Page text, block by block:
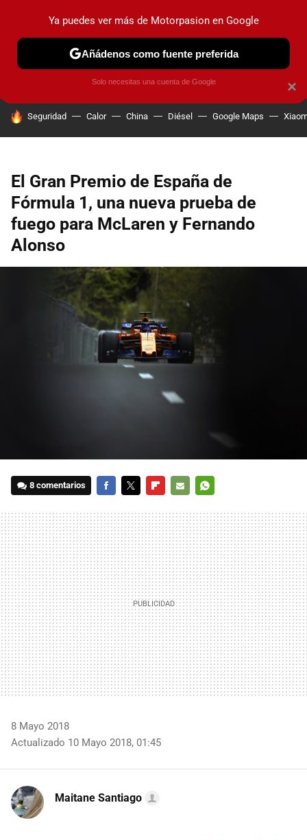
PRUEBAS COCHES ELÉCTRICOS OBSERVATORIO
HOY SE HABLA DE
Seguridad Calor China Diésel Google Maps
El Gran Premio de España de
Fórmula 1, una nueva prueba de
fuego para McLaren y Fernando
Alonso
8 comentarios
MAIL
8 Mayo 2018
Actualizado 10 Mayo 2018, 01:45
Maitane Santiago
×
Ya puedes ver más de Motorpasion en Google
Añádenos como fuente preferida
Solo necesitas una cuenta de Google